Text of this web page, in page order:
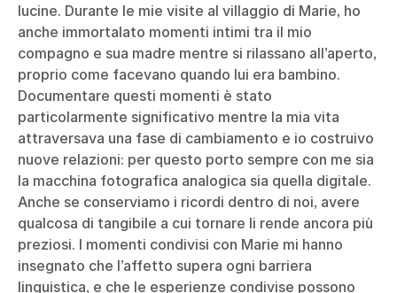
lucine. Durante le mie visite al villaggio di Marie, ho
anche immortalato momenti intimi tra il mio
compagno e sua madre mentre si rilassano all’aperto,
proprio come facevano quando lui era bambino.
Documentare questi momenti è stato
particolarmente significativo mentre la mia vita
attraversava una fase di cambiamento e io costruivo
nuove relazioni: per questo porto sempre con me sia
la macchina fotografica analogica sia quella digitale.
Anche se conserviamo i ricordi dentro di noi, avere
qualcosa di tangibile a cui tornare li rende ancora più
preziosi. I momenti condivisi con Marie mi hanno
insegnato che l’affetto supera ogni barriera
linguistica, e che le esperienze condivise possono